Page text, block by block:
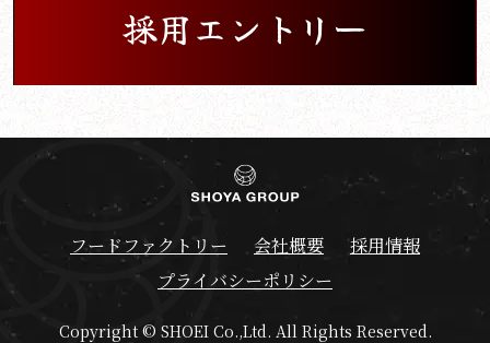
採用エントリー
フードファクトリー 会社概要
採用情報
プライバシーポリシー
Copyright © SHOEI Co.,Ltd. All Rights Reserved.